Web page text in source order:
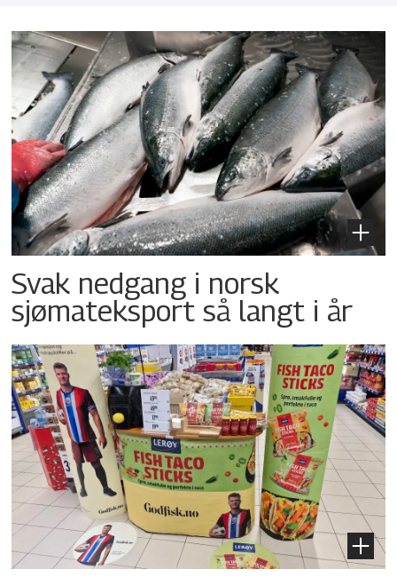
Svak nedgang i norsk
sjømateksport så langt i år